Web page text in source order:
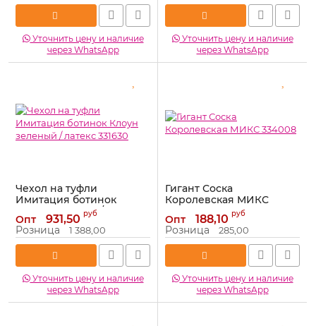
Уточнить цену и наличие
через WhatsApp
Уточнить цену и наличие
через WhatsApp
Чехол на туфли
Имитация ботинок
Клоун зеленый / латекс
331630
Артикул: 331630
Опт 931,50 руб
Розница 1 388,00
Уточнить цену и наличие
через WhatsApp
Гигант Соска
Королевская МИКС
Артикул: 334008
Опт 188,10 руб
Розница 285,00
Уточнить цену и наличие
через WhatsApp